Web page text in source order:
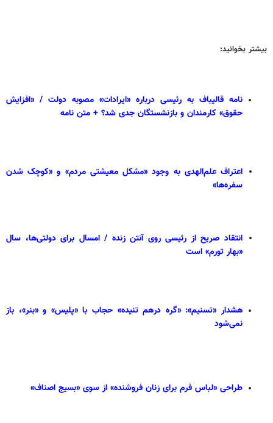
بیشتر بخوانید:
نامه قالیباف به رئیسی درباره «ایرادات» مصوبه دولت / «افزایش
حقوق» کارمندان و بازنشستگان جدی شد؟ + متن نامه
اعتراف علم‌الهدی به وجود «مشکل معیشتی مردم» و «کوچک شدن
سفره‌ها»
انتقاد صریح از رئیسی روی آنتن زنده / امسال برای دولتی‌ها، سال
«بهار تورم» است
هشدار «تسنیم»: «گره درهم تنیده» حجاب با «پلیس» و «بنر»، باز
نمی‌شود
طراحی «لباس فرم برای زنان فروشنده» از سوی «بسیج اصناف»